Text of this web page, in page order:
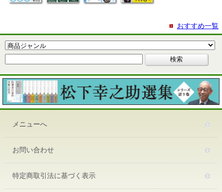
おすすめ一覧
メニューへ
お問い合わせ
特定商取引法に基づく表示